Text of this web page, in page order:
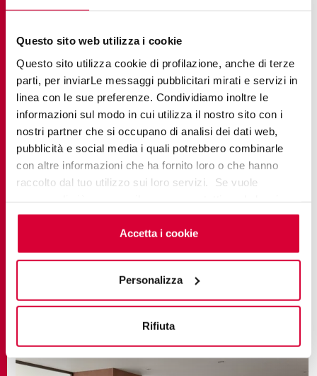
Questo sito web utilizza i cookie
Questo sito utilizza cookie di profilazione, anche di terze
parti, per inviarLe messaggi pubblicitari mirati e servizi in
linea con le sue preferenze. Condividiamo inoltre le
informazioni sul modo in cui utilizza il nostro sito con i
nostri partner che si occupano di analisi dei dati web,
pubblicità e social media i quali potrebbero combinarle
con altre informazioni che ha fornito loro o che hanno
raccolto dal tuo utilizzo sui loro servizi. Se vuole
cookieclicchi qui. Il consenso può essere espresso
cliccando sul tasto “Accetta i cookie”. Se non vuole i
cookie di profilazione può negare il consenso sul tasto
Accetta i cookie
Personalizza
Rifiuta
TENDANCES, SUGGESTIONS
Le guide ultime des finitions de surface du grès